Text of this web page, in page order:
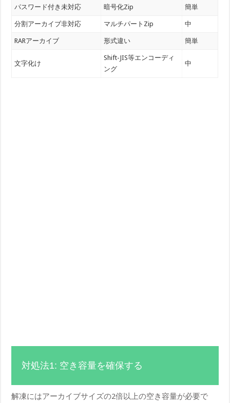
パスワード付き未対応 暗号化Zip 簡単
分割アーカイブ非対応 マルチパートZip 中
RARアーカイブ 形式違い 簡単
文字化け
Shift-JIS等エンコーディ
ング
中
対処法1: 空き容量を確保する
解凍にはアーカイブサイズの2倍以上の空き容量が必要で